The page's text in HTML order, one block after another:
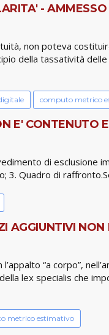
-
non poteva
della tassatività
computo metrico
E' CONTENUTO
di esclusione
Quadro di
AGGIUNTIVI
“a corpo”,
lex specialis che
metrico estimativo